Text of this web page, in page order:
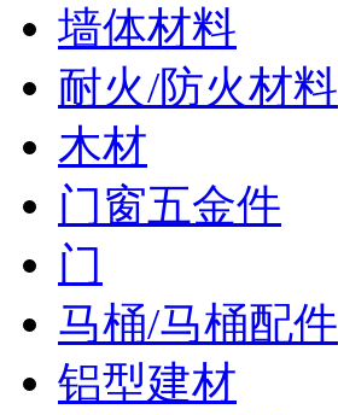
墙体材料
耐火/防火材料
木材
门窗五金件
门
马桶/马桶配件
铝型建材